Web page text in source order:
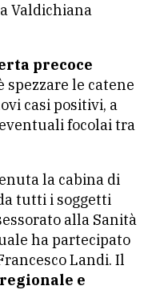
Valdichiana
precoce
spezzare le catene
casi positivi, a
focolai tra
la cabina di
tutti i soggetti
alla Sanità
ha partecipato
Landi. Il
e